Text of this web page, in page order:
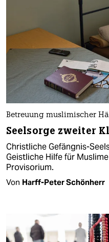
Betreuung muslimischer
Seelsorge zweiter
Christliche Gefängnis-
Geistliche Hilfe für
Provisorium.
Von Harff-Peter Schönherr